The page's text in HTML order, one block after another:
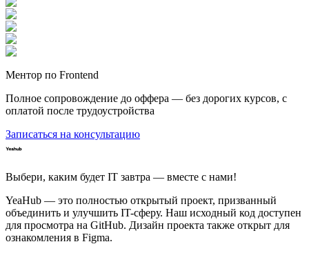
Ментор по Frontend
Полное сопровождение до оффера — без дорогих курсов, с
оплатой после трудоустройства
Записаться на консультацию
Выбери, каким будет IT завтра — вместе c нами!
YeaHub — это полностью открытый проект, призванный
объединить и улучшить IT-сферу. Наш исходный код доступен
для просмотра на GitHub. Дизайн проекта также открыт для
ознакомления в Figma.